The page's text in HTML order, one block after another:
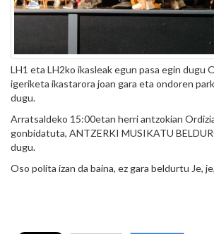
LH1 eta LH2ko ikasleak egun pasa egin dugu
igeriketa ikastarora joan gara eta ondoren
dugu.
Arratsaldeko 15:00etan herri antzokian
gonbidatuta, ANTZERKI MUSIKATU
dugu.
Oso polita izan da baina, ez gara beldurtu Je,